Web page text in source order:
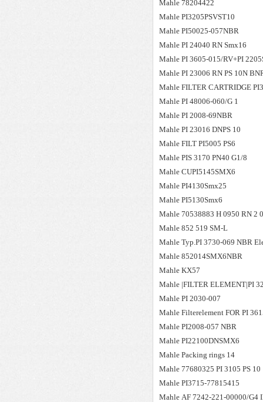
Mahle 78204422
Mahle PI3205PSVST10
Mahle PI50025-057NBR
Mahle PI 24040 RN Smx16
Mahle PI 3605-015/RV+PI
Mahle PI 23006 RN PS 10N
Mahle FILTER CARTRIDGE
Mahle PI 48006-060/G 1
Mahle PI 2008-69NBR
Mahle PI 23016 DNPS 10
Mahle FILT PI5005 PS6
Mahle PIS 3170 PN40 G1/8
Mahle CUPI5145SMX6
Mahle PI4130Smx25
Mahle PI5130Smx6
Mahle 70538883 H 0950 RN 2
Mahle 852 519 SM-L
Mahle Typ.PI 3730-069 NBR
Mahle 852014SMX6NBR
Mahle KX57
Mahle |FILTER ELEMENT|PI
Mahle PI 2030-007
Mahle Filterelement FOR PI
Mahle PI2008-057 NBR
Mahle PI22100DNSMX6
Mahle Packing rings 14
Mahle 77680325 PI 3105 PS 10
Mahle PI3715-77815415
Mahle AF 7242-221-00000/G4